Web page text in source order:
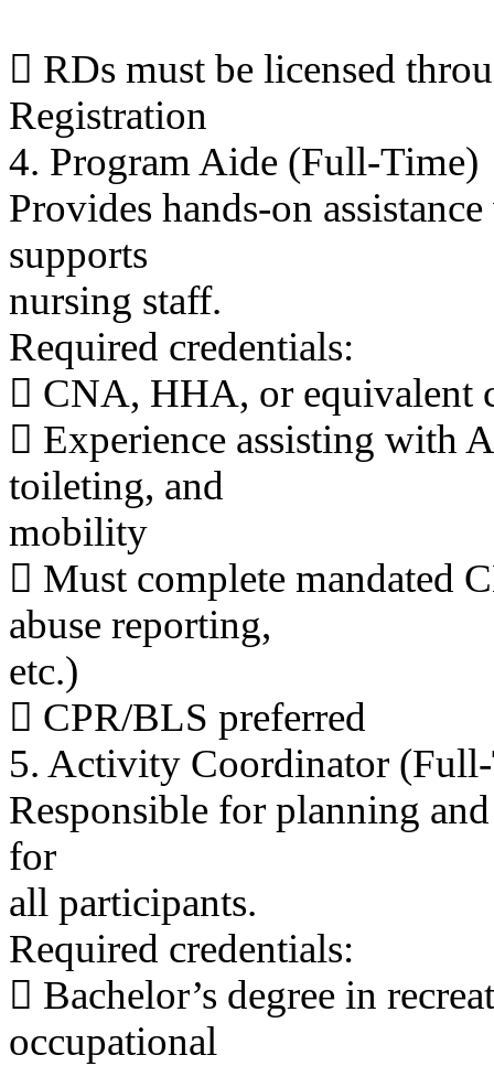
 RDs must be licensed
Registration
4. Program Aide (Full-Time)
Provides hands-on
supports
nursing staff.
Required credentials:
 CNA, HHA, or equivalent
 Experience assisting with
toileting, and
mobility
 Must complete mandated
abuse reporting,
etc.)
 CPR/BLS preferred
5. Activity Coordinator
Responsible for planning
for
all participants.
Required credentials:
 Bachelor’s degree in
occupational